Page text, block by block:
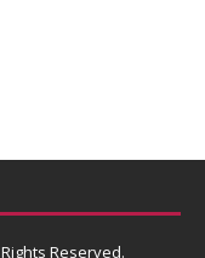
Reserved.